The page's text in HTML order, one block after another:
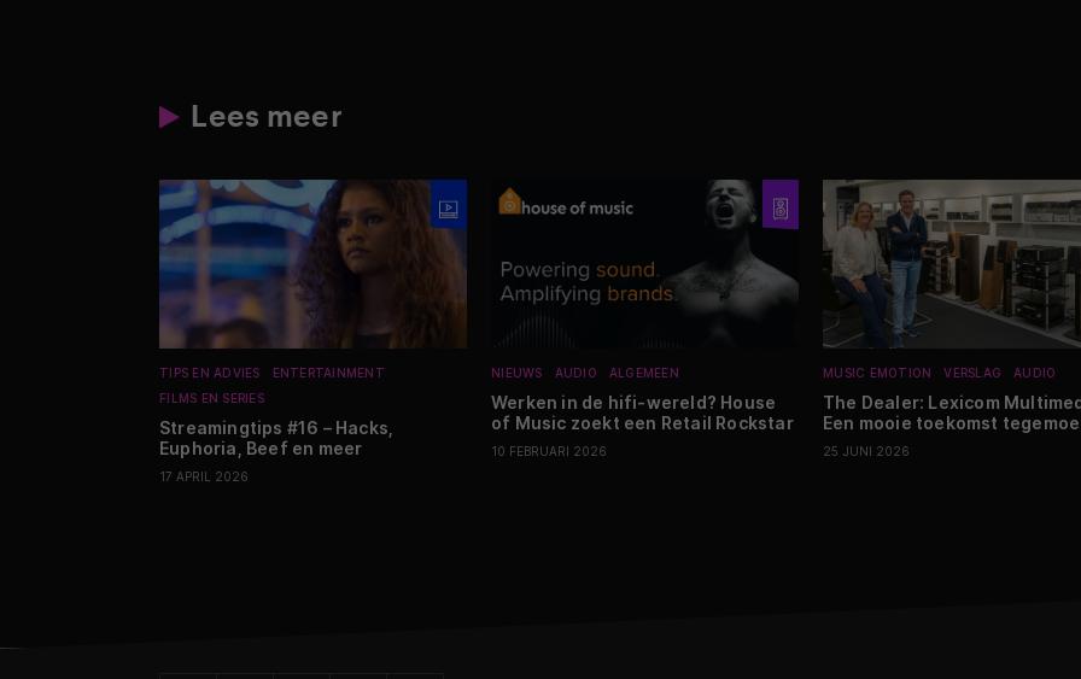
Lees meer
TIPS EN ADVIES
ENTERTAINMENT
FILMS EN SERIES
Streamingtips #16 – Hacks,
Euphoria, Beef en meer
17 APRIL 2026
NIEUWS AUDIO ALGEMEEN
Werken in de hifi-wereld? House
of Music zoekt een Retail Rockstar
10 FEBRUARI 2026
MUSIC EMOTION VERSLAG AUDIO
The Dealer: Lexicom
Een mooie toekomst
25 JUNI 2026